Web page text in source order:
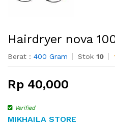
Hairdryer nova
Berat : 400 Gram Stok 10
Rp 40,000
Verified
MIKHAILA STORE